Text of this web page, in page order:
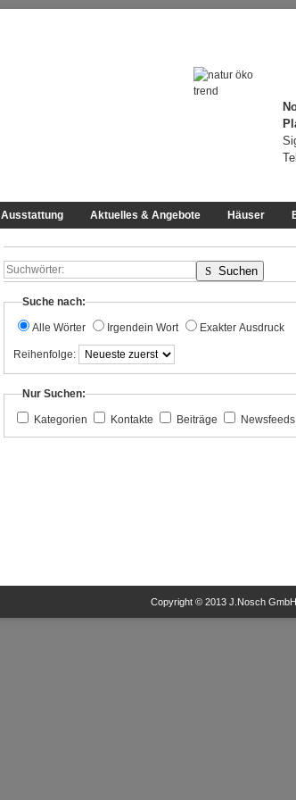
Ausstattung Aktuelles & Angebote Häuser
Suchwörter: Suchen
Suche nach:
Alle Wörter Irgendein Wort Exakter Ausdruck
Reihenfolge:
Nur Suchen:
Kategorien Kontakte Beiträge Newsfeeds
Copyright © 2013 J.Nosch